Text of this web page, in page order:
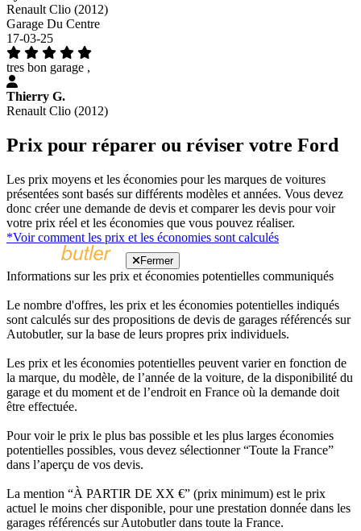
Renault Clio (2012)
Garage Du Centre
17-03-25
tres bon garage ,
Thierry G.
Renault Clio (2012)
Prix pour réparer ou réviser votre Ford
Les prix moyens et les économies pour les marques de voitures
présentées sont basés sur différents modèles et années. Vous devez
donc créer une demande de devis et comparer les devis pour voir
votre prix réel et les économies que vous pouvez réaliser.
*Voir comment les prix et les économies sont calculés
Fermer
Informations sur les prix et économies potentielles communiqués
Le nombre d'offres, les prix et les économies potentielles indiqués
sont calculés sur des propositions de devis de garages référencés sur
Autobutler, sur la base de leurs propres prix individuels.
Les prix et les économies potentielles peuvent varier en fonction de
la marque, du modèle, de l’année de la voiture, de la disponibilité du
garage et du moment et de l’endroit en France où la demande doit
être effectuée.
Pour voir le prix le plus bas possible et les plus larges économies
potentielles possibles, vous devez sélectionner “Toute la France”
dans l’aperçu de vos devis.
La mention “À PARTIR DE XX €” (prix minimum) est le prix
actuel le moins cher disponible, pour une prestation donnée dans les
garages référencés sur Autobutler dans toute la France.